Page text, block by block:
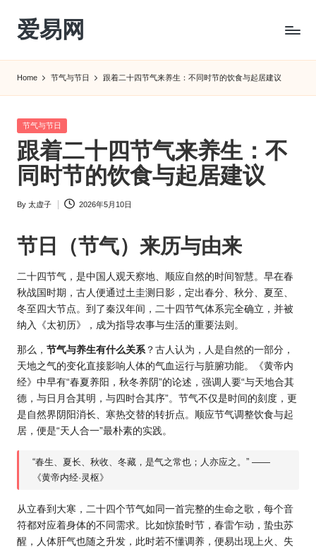
Skip
content
爱易网
转
农
历
阴
历
Home 节气与节日 跟着二十四节气来养生：不同时节的饮食与起居建议
Posted
节气与节日
跟着二十四节气来养生：不
同时节的饮食与起居建议
Posted
By 太虚子 2026年5月10日
节日（节气）来历与由来
二十四节气，是中国人观天察地、顺应自然的时间智慧。早在春
秋战国时期，古人便通过土圭测日影，定出春分、秋分、夏至、
冬至四大节点。到了秦汉年间，二十四节气体系完全确立，并被
纳入《太初历》，成为指导农事与生活的重要法则。
那么， 节气与养生有什么关系 ？古人认为，人是自然的一部分，
天地之气的变化直接影响人体的气血运行与脏腑功能。《黄帝内
经》中早有“春夏养阳，秋冬养阴”的论述，强调人要“与天地合其
德，与日月合其明，与四时合其序”。节气不仅是时间的刻度，更
是自然界阴阳消长、寒热交替的转折点。顺应节气调整饮食与起
居，便是“天人合一”最朴素的实践。
“春生、夏长、秋收、冬藏，是气之常也；人亦应之。” ——
《黄帝内经·灵枢》
从立春到大寒，二十四个节气如同一首完整的生命之歌，每个音
符都对应着身体的不同需求。比如惊蛰时节，春雷乍动，蛰虫苏
醒，人体肝气也随之升发，此时若不懂调养，便易出现上火、失